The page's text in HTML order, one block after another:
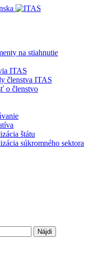
na stiahnutie
ITAS
členstva ITAS
o členstvo
štátu
súkromného sektora